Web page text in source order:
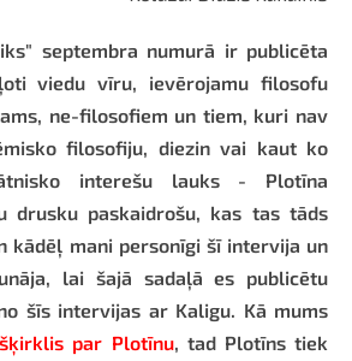
septembra numurā ir publicēta
viedu vīru, ievērojamu filosofu
ne-filosofiem un tiem, kuri nav
filosofiju, diezin vai kaut ko
interešu lauks - Plotīna
drusku paskaidrošu, kas tas tāds
kādēļ mani personīgi šī intervija un
lai šajā sadaļā es publicētu
šīs intervijas ar Kaligu. Kā mums
par Plotīnu, tad Plotīns tiek